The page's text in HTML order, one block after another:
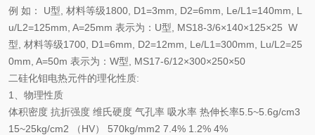
例 如：
U型 材料等级1800, D1=3mm, D2=6mm, Le/L1=140mm, L
u/L2=125mm, A=25mm 表示为： U型 , MS18-3/6×140×125×25 W
型 材料等级1700, D1=6mm, D2=12mm, Le/L1=300mm, Lu/L2=25
0mm, A=50m 表示为： W型 , MS17-6/12×300×250×50
二硅化钼电热元件的理化性质:
1
、物理性质
体积密度 抗折强度 维氏硬度 气孔率 吸水率 热伸长率5.5~5.6g/cm3
15~25kg/cm2 （HV） 570kg/mm2 7.4% 1.2% 4%